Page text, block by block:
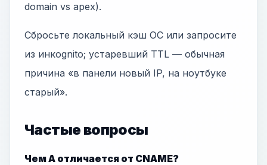
domain vs apex).
Сбросьте локальный кэш ОС или запросите
из инкognito; устаревший TTL — обычная
причина «в панели новый IP, на ноутбуке
старый».
Частые вопросы
Чем A отличается от CNAME?